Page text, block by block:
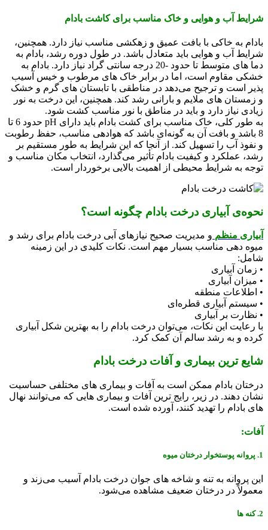
شرایط آب و هوایی و خاک مناسب برای کاشت بادام
بادام به خاکی با بافت عمیق و زهکشی مناسب نیاز دارد. همچنین،
شرایط آب و هوایی باید متعادل باشد. در طول دوره رشد، بادام به
دما های متوسط تا حدود -20 درجه سانتی ‌گراد نیاز دارد. بادام به
خشکی مقاوم است، اما در برابر خاک ‌های مرطوب و خیس آسیب‌
پذیر است و ترجیح می‌دهد در مناطقی با تابستان‌ های گرم و خشک
و زمستان ‌های ملایم و بارانی رشد کند. همچنین، این درخت به نور
زیادی نیاز دارد و باید در مناطق با نور مناسب کشت شود.
به ‌طور کلی، خاک مناسب برای کشت بادام باید دارای pH حدود 6 تا
8 باشد و بافت آن به گونه‌ای باشد که هوادهی مناسب، حفظ رطوبت
و نفوذ آب را تسهیل کند. از آنجا که این شرایط به ‌طور مستقیم بر
رشد، عملکرد و کیفیت بادام تأثیر می‌گذارد، انتخاب مکان مناسب و
توجه به شرایط محیطی از اهمیت بالایی برخوردار است.
نحوه‌ی آبیاری درخت بادام چگونه است؟
آبیاری منظم و مدیریت صحیح نیازهای آبی درخت بادام برای رشد و
میوه‌ دهی مناسب بسیار مهم است. نکات کلیدی در این زمینه
شامل:
• زمان آبیاری
• میزان آبیاری
• اطلاعات منطقه
• سیستم آبیاری قطره‌ای
• نظارت بر آبیاری
با رعایت این نکات، می‌توان درخت بادام را به بهترین شکل آبیاری
کرده و به رشد سالم آن کمک کرد.
شایع ترین بیماری و آفات درخت بادام
درختان بادام ممکن است به آفات و بیماری‌ های مختلفی حساسیت
نشان دهند. در زیر، رایج‌ ترین آفات و بیماری ‌هایی که می‌توانند نهال‌
های بادام را تهدید کنند، آورده شده است.
آفات:
1. پروانه پوستخوار درختان میوه
این پروانه به تنه و شاخه ‌های جوان درخت بادام آسیب می‌زند و
معمولاً در درختان ضعیف مشاهده می‌شود.
2. کنه‌ ها